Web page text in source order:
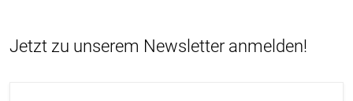
Jetzt zu unserem Newsletter anmelden!